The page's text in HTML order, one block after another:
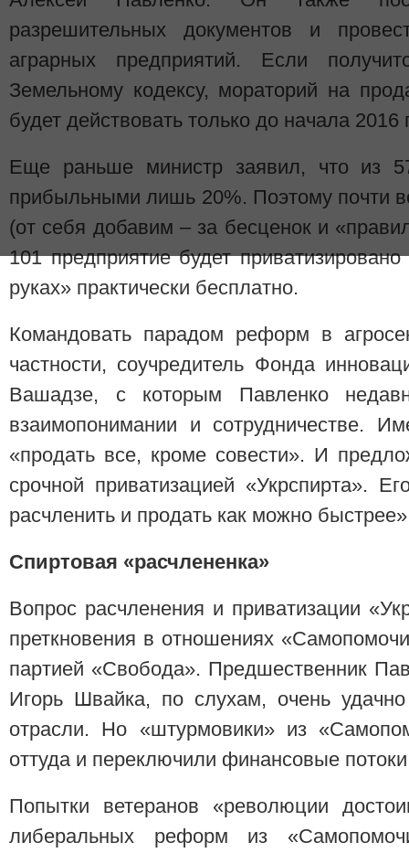
разрешительных документов и
аграрных предприятий. Если
Земельному кодексу, мораторий на
будет действовать только до начала 2016
Еще раньше министр заявил, что из
прибыльными лишь 20%. Поэтому почти
(от себя добавим – за бесценок и
101 предприятие будет
руках» практически бесплатно.
Командовать парадом реформ в
частности, соучредитель Фонда
Вашадзе, с которым Павленко
взаимопонимании и сотрудничестве.
«продать все, кроме совести». И
срочной приватизацией «Укрспирта».
расчленить и продать как можно
Спиртовая «расчлененка»
Вопрос расчленения и приватизации
преткновения в отношениях
партией «Свобода». Предшественник
Игорь Швайка, по слухам, очень
отрасли. Но «штурмовики» из
оттуда и переключили финансовые
Попытки ветеранов «революции
либеральных реформ из